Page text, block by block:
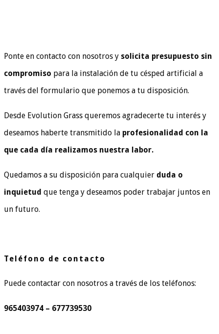
Ponte en contacto con nosotros y solicita presupuesto sin
compromiso para la instalación de tu césped artificial a
través del formulario que ponemos a tu disposición.
Desde Evolution Grass queremos agradecerte tu interés y
deseamos haberte transmitido la profesionalidad con la
que cada día realizamos nuestra labor.
Quedamos a su disposición para cualquier duda o
inquietud que tenga y deseamos poder trabajar juntos en
un futuro.
Teléfono de contacto
Puede contactar con nosotros a través de los teléfonos:
965403974 – 677739530